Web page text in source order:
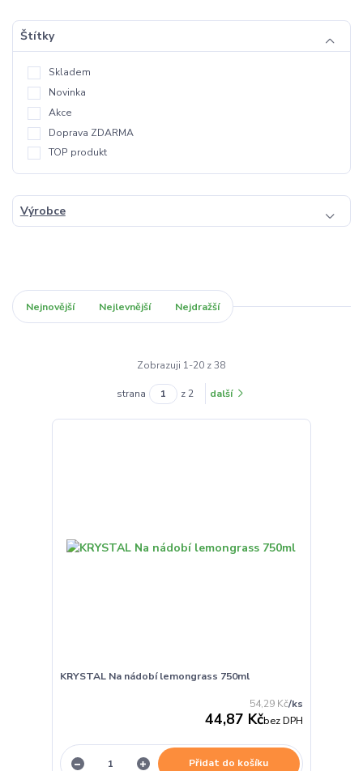
Štítky
Skladem
Novinka
Akce
Doprava ZDARMA
TOP produkt
Výrobce
Nejnovější Nejlevnější Nejdražší
Zobrazuji 1-20 z 38
strana z 2 další
KRYSTAL Na nádobí lemongrass 750ml
54,29 Kč/ks
44,87 Kčbez DPH
Přidat do košíku